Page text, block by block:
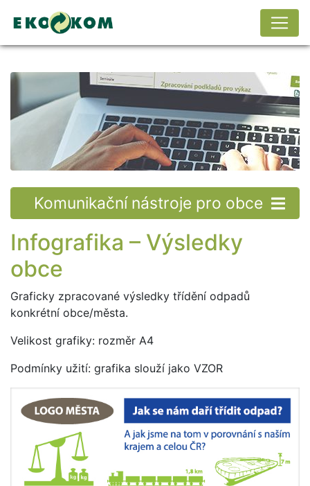
Komunikační nástroje pro obce
Infografika – Výsledky
obce
Graficky zpracované výsledky třídění odpadů
konkrétní obce/města.
Velikost grafiky: rozměr A4
Podmínky užití: grafika slouží jako VZOR